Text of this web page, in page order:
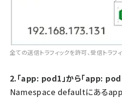
全ての送信トラフィックを許可、受信トラフ
2.「app: pod1」から「app:
Namespace defaultにある